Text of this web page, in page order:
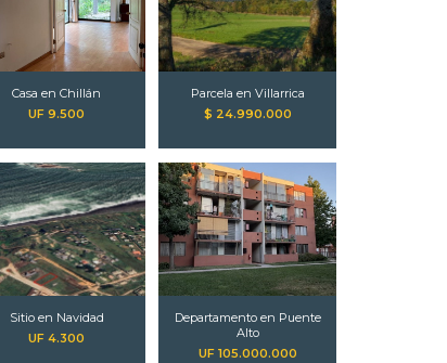
Casa en Chillán
UF 9.500
Parcela en Villarrica
$ 24.990.000
Sitio en Navidad
UF 4.300
Departamento en Puente
Alto
UF 105.000.000